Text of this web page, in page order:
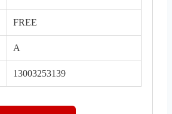
FREE
A
13003253139